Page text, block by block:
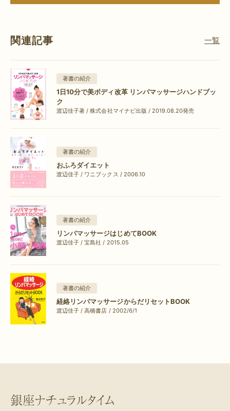
関連記事 一覧
著書の紹介
1日10分で美ボディ改革 リンパマッサージハンドブッ
ク
渡辺佳子著 / 株式会社マイナビ出版 / 2019.08.20発売
著書の紹介
おふろダイエット
渡辺佳子 / ワニブックス / 2006.10
著書の紹介
リンパマッサージはじめてBOOK
渡辺佳子 / 宝島社 / 2015.05
著書の紹介
経絡リンパマッサージからだリセットBOOK
渡辺佳子 / 高橋書店 / 2002/6/1
銀座ナチュラルタイム